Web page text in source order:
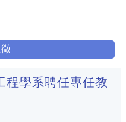
程學系聘任專任教